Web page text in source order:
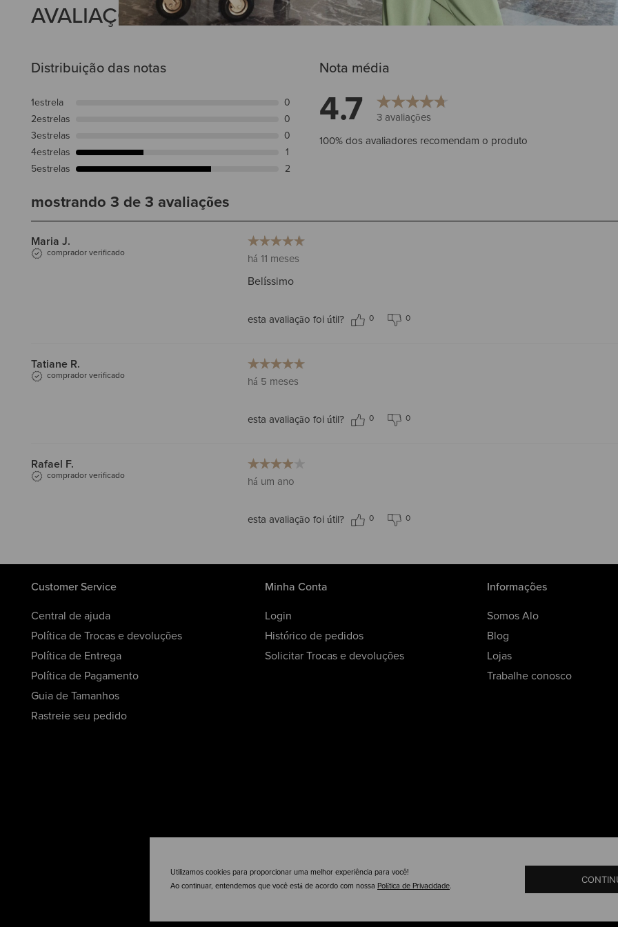
Utilizamos cookies para proporcionar uma melhor experiência para você!
Ao continuar, entendemos que você está de acordo com nossa Política de Privacidade.
AVALIAÇÕES
Distribuição das notas
1estrela
0
2estrelas
0
3estrelas
0
4estrelas
1
5estrelas 2
Nota média
4.7 3 avaliações
100% dos avaliadores recomendam o produto
mostrando 3 de 3 avaliações
Maria J.
comprador verificado há 11 meses
Belíssimo
esta avaliação foi útil? 0 0
Tatiane R.
comprador verificado há 5 meses
esta avaliação foi útil? 0 0
Rafael F.
comprador verificado há um ano
esta avaliação foi útil? 0 0
Customer Service
Central de ajuda
Política de Trocas e devoluções
Política de Entrega
Política de Pagamento
Guia de Tamanhos
Rastreie seu pedido
Minha Conta
Login
Histórico de pedidos
Solicitar Trocas e devoluções
Informações
Somos Alo
Blog
Lojas
Trabalhe conosco